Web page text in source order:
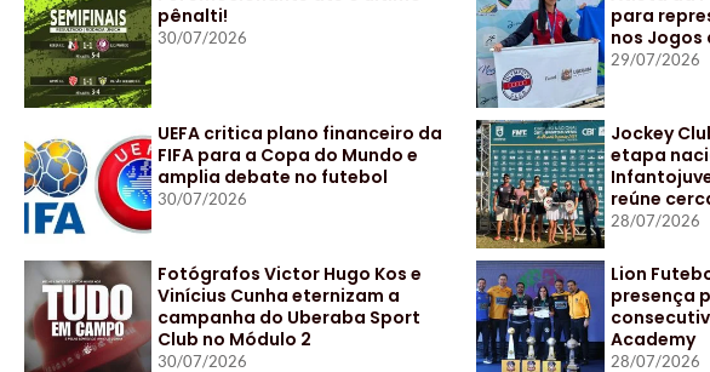
pênalti!
30/07/2026
UEFA critica plano financeiro da
FIFA para a Copa do Mundo e
amplia debate no futebol
30/07/2026
Fotógrafos Victor Hugo Kos e
Vinícius Cunha eternizam a
campanha do Uberaba Sport
Club no Módulo 2
30/07/2026
para
nos Jogos
29/07/2026
Jockey
etapa
reúne
28/07/2026
Lion
presença
Academy
28/07/2026